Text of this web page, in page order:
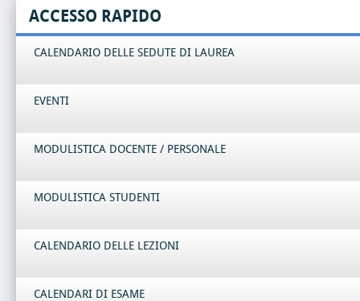
ACCESSO RAPIDO
CALENDARIO DELLE SEDUTE DI LAUREA
EVENTI
MODULISTICA DOCENTE / PERSONALE
MODULISTICA STUDENTI
CALENDARIO DELLE LEZIONI
CALENDARI DI ESAME